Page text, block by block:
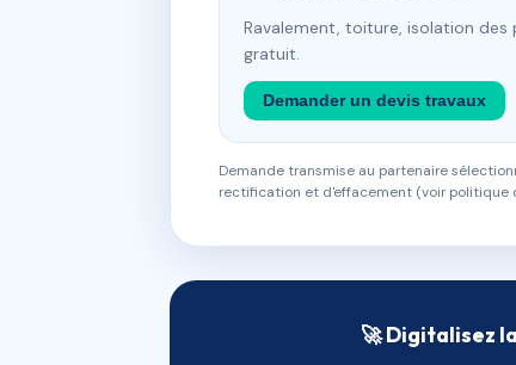
Ravalement, toiture, isolation des
gratuit.
Demander un devis travaux
Demande transmise au partenaire
rectification et d'effacement (voir politique
🚀 Digitalisez